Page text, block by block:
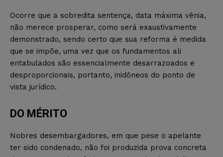
Ocorre que a sobredita sentença, data máxima vênia,
não merece prosperar, como será exaustivamente
demonstrado, sendo certo que sua reforma é medida
que se impõe, uma vez que os fundamentos ali
entabulados são essencialmente desarrazoados e
desproporcionais, portanto, inidôneos do ponto de
vista jurídico.
DO MÉRITO
Nobres desembargadores, em que pese o apelante
ter sido condenado, não foi produzida prova concreta